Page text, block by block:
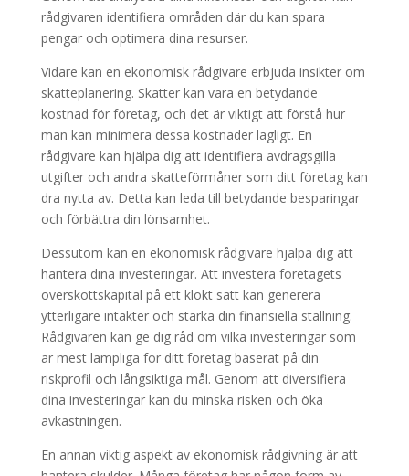
rådgivaren identifiera områden där du kan spara
pengar och optimera dina resurser.
Vidare kan en ekonomisk rådgivare erbjuda insikter om
skatteplanering. Skatter kan vara en betydande
kostnad för företag, och det är viktigt att förstå hur
man kan minimera dessa kostnader lagligt. En
rådgivare kan hjälpa dig att identifiera avdragsgilla
utgifter och andra skatteförmåner som ditt företag kan
dra nytta av. Detta kan leda till betydande besparingar
och förbättra din lönsamhet.
Dessutom kan en ekonomisk rådgivare hjälpa dig att
hantera dina investeringar. Att investera företagets
överskottskapital på ett klokt sätt kan generera
ytterligare intäkter och stärka din finansiella ställning.
Rådgivaren kan ge dig råd om vilka investeringar som
är mest lämpliga för ditt företag baserat på din
riskprofil och långsiktiga mål. Genom att diversifiera
dina investeringar kan du minska risken och öka
avkastningen.
En annan viktig aspekt av ekonomisk rådgivning är att